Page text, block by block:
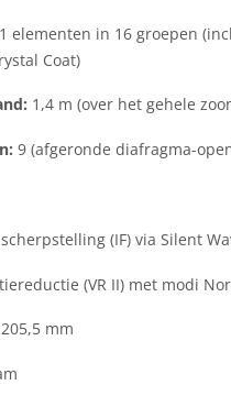
elementen in 16 groepen
Coat)
1,4 m (over het gehele
9 (afgeronde diafragma-
(IF) via Silent
(VR II) met modi
mm